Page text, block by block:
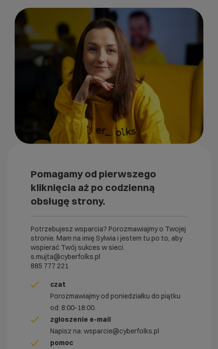
Pomagamy od pierwszego
kliknięcia aż po codzienną
obsługę strony.
Potrzebujesz wsparcia? Porozmawiajmy o Twojej
stronie. Mam na imię Sylwia i jestem tu po to, aby
wspierać Twój sukces w sieci.
s.mujta@cyberfolks.pl
885 777 221
czat
Porozmawiajmy od poniedziałku do piątku
od: 8:00-18:00.
zgłoszenie e-mail
Napisz na: wsparcie@cyberfolks.pl
pomoc